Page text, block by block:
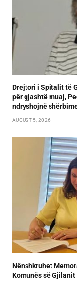
Drejtori i Spitalit të
për gjashtë muaj,
ndryshojnë
AUGUST 5, 2026
Nënshkruhet
Komunës së Gjilanit